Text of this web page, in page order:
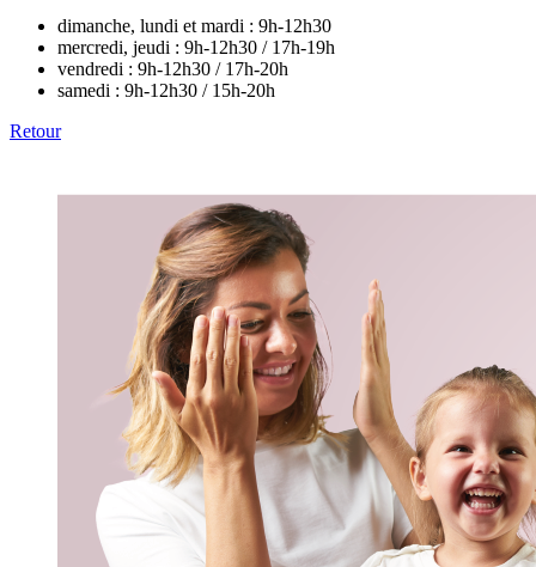
dimanche, lundi et mardi : 9h-12h30
mercredi, jeudi : 9h-12h30 / 17h-19h
vendredi : 9h-12h30 / 17h-20h
samedi : 9h-12h30 / 15h-20h
Retour